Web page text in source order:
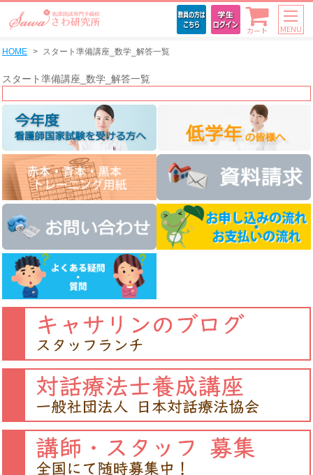
カート MENU
HOME スタート準備講座_数学_解答一覧
スタート準備講座_数学_解答一覧